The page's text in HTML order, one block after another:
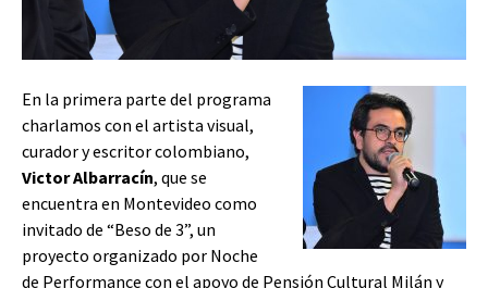
En la primera parte del programa
charlamos con el artista visual,
curador y escritor colombiano,
Victor Albarracín, que se
encuentra en Montevideo como
invitado de “Beso de 3”, un
proyecto organizado por Noche
de Performance con el apoyo de Pensión Cultural Milán y